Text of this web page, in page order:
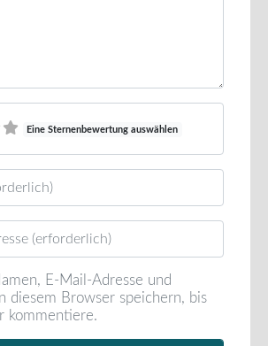
Eine Sternenbewertung auswählen
E-Mail-Adresse und
diesem Browser speichern, bis
kommentiere.